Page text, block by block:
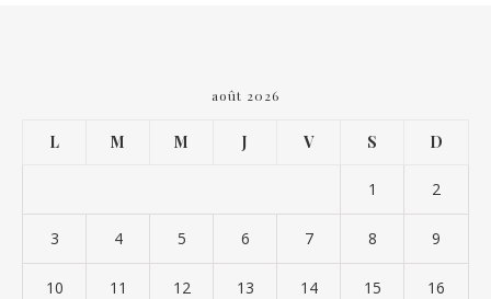
août 2026
L M M J V S D
1 2
3 4 5 6 7 8 9
10 11 12 13 14 15 16